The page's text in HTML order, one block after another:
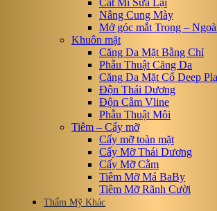
Cắt Mí Sửa Lại
Nâng Cung Mày
Mở góc mắt Trong –
Khuôn mặt
Căng Da Mặt Bằng Chỉ
Phẫu Thuật Căng Da
Căng Da Mặt Cổ Deep
Độn Thái Dương
Độn Cằm Vline
Phẫu Thuật Môi
Tiêm – Cấy mỡ
Cấy mỡ toàn mặt
Cấy Mỡ Thái Dương
Cấy Mỡ Cằm
Tiêm Mỡ Má BaBy
Tiêm Mỡ Rãnh Cười
Thẩm Mỹ Khác